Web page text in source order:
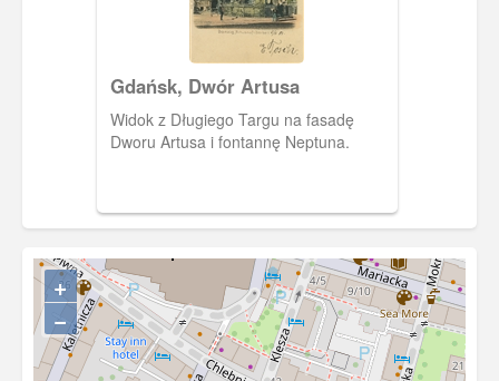
Gdańsk, Dwór Artusa
Widok z Długiego Targu na fasadę
Dworu Artusa i fontannę Neptuna.
+
−